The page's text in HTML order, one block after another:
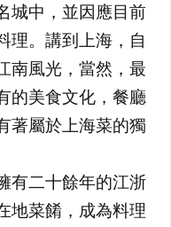
城中，並因應目前
理。講到上海，自
南風光，當然，最
的美食文化，餐廳
著屬於上海菜的獨
有二十餘年的江浙
地菜餚，成為料理